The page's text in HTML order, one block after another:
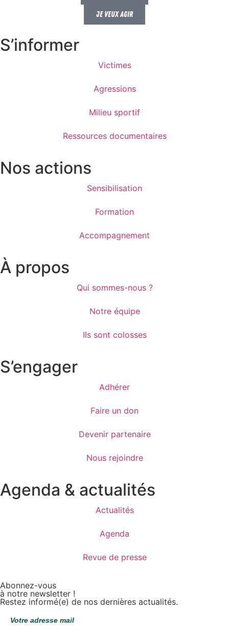
Je veux agir
S’informer
Victimes
Agressions
Milieu sportif
Ressources documentaires
Nos actions
Sensibilisation
Formation
Accompagnement
À propos
Qui sommes-nous ?
Notre équipe
Ils sont colosses
S’engager
Adhérer
Faire un don
Devenir partenaire
Nous rejoindre
Agenda & actualités
Actualités
Agenda
Revue de presse
Abonnez-vous
à notre newsletter !
Restez informé(e) de nos dernières actualités.